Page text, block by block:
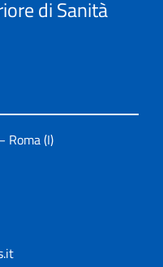
di Sanità
Roma (I)